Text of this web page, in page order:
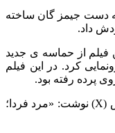
دست جیمز گان ساخته
داد.
فیلم از حماسه‌ ی جدید
کرد. در این فیلم
پرده رفته بود.
گان روز چهارشنبه در شبکه اجتماعی ایکس (X) نوشت: «مرد فردا؛